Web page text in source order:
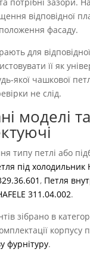
відповідної
фасаду.
для
її як
якої чашкової
не слід.
моделі та
типу петлі або
під холодильник
, Петля
311.04.002.
зібрано в
корпусу
фурнітуру.